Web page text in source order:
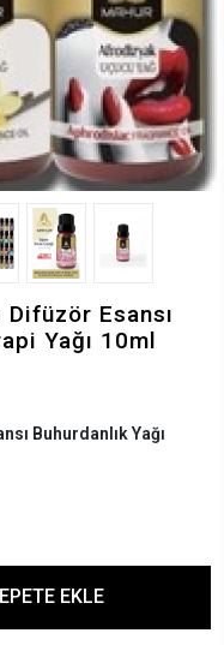
Difüzör Esansı
Yağı 10ml
Buhurdanlık Yağı
EKLE